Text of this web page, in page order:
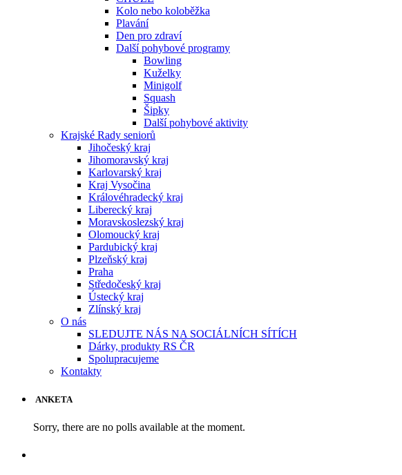
Kolo nebo koloběžka
Plavání
Den pro zdraví
Další pohybové programy
Bowling
Kuželky
Minigolf
Squash
Šipky
Další pohybové aktivity
Krajské Rady seniorů
Jihočeský kraj
Jihomoravský kraj
Karlovarský kraj
Kraj Vysočina
Královéhradecký kraj
Liberecký kraj
Moravskoslezský kraj
Olomoucký kraj
Pardubický kraj
Plzeňský kraj
Praha
Středočeský kraj
Ústecký kraj
Zlínský kraj
O nás
SLEDUJTE NÁS NA SOCIÁLNÍCH SÍTÍCH
Dárky, produkty RS ČR
Spolupracujeme
Kontakty
ANKETA
Sorry, there are no polls available at the moment.